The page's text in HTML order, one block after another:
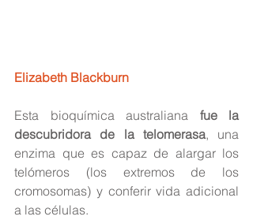
Elizabeth Blackburn
Esta bioquímica australiana fue la
descubridora de la telomerasa, una
enzima que es capaz de alargar los
telómeros (los extremos de los
cromosomas) y conferir vida adicional
a las células.